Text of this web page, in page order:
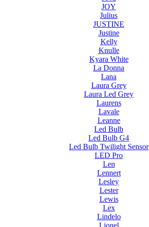
JOY
Julius
JUSTINE
Justine
Kelly
Knulle
Kyara White
La Donna
Lana
Laura Grey
Laura Led Grey
Laurens
Lavale
Leanne
Led Bulb
Led Bulb G4
Led Bulb Twilight Sensor
LED Pro
Len
Lennert
Lesley
Lester
Lewis
Lex
Lindelo
Lionel